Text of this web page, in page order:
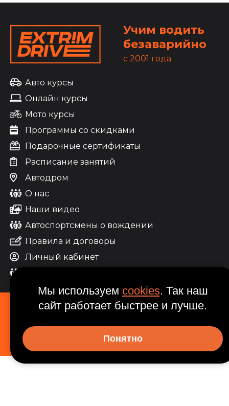
Учим водить
безаварийно
c 2001 года
Авто курсы
Онлайн курсы
Мото курсы
Программы со скидками
Подарочные сертификаты
Расписание занятий
Автодром
О нас
Наши видео
Автоспортсмены о вождении
Правила и договоры
Личный кабинет
© 2001-2026 «Extrim Drive».
мотоциклом.
Все права защищены.
Условия использования материалов
Мы используем cookies. Так наш
сайт работает быстрее и лучше.
Понятно